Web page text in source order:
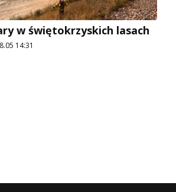
w świętokrzyskich lasach
14:31